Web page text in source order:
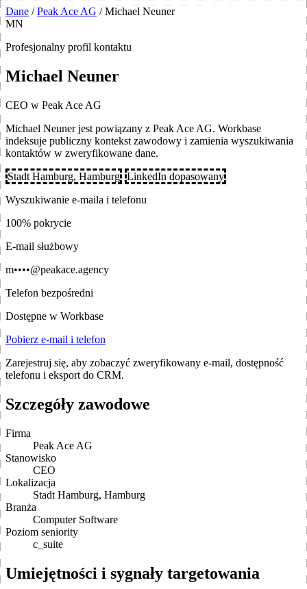
Dane / Peak Ace AG / Michael Neuner
MN
Profesjonalny profil kontaktu
Michael Neuner
CEO w Peak Ace AG
Michael Neuner jest powiązany z Peak Ace AG. Workbase
indeksuje publiczny kontekst zawodowy i zamienia wyszukiwania
kontaktów w zweryfikowane dane.
Stadt Hamburg, Hamburg LinkedIn dopasowany
Wyszukiwanie e-maila i telefonu
100% pokrycie
E-mail służbowy
m••••@peakace.agency
Telefon bezpośredni
Dostępne w Workbase
Pobierz e-mail i telefon
Zarejestruj się, aby zobaczyć zweryfikowany e-mail, dostępność
telefonu i eksport do CRM.
Szczegóły zawodowe
Firma
Peak Ace AG
Stanowisko
CEO
Lokalizacja
Stadt Hamburg, Hamburg
Branża
Computer Software
Poziom seniority
c_suite
Umiejętności i sygnały targetowania